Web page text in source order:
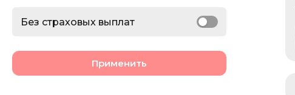
Без страховых выплат
Применить